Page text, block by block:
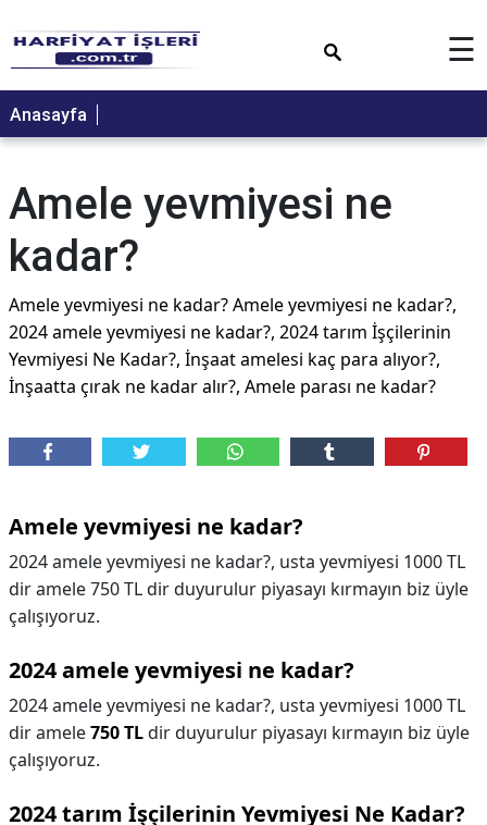
☰
Anasayfa
Amele yevmiyesi ne
kadar?
Amele yevmiyesi ne kadar? Amele yevmiyesi ne kadar?,
2024 amele yevmiyesi ne kadar?, 2024 tarım İşçilerinin
Yevmiyesi Ne Kadar?, İnşaat amelesi kaç para alıyor?,
İnşaatta çırak ne kadar alır?, Amele parası ne kadar?
Amele yevmiyesi ne kadar?
2024 amele yevmiyesi ne kadar?, usta yevmiyesi 1000 TL
dir amele 750 TL dir duyurulur piyasayı kırmayın biz üyle
çalışıyoruz.
2024 amele yevmiyesi ne kadar?
2024 amele yevmiyesi ne kadar?, usta yevmiyesi 1000 TL
dir amele750 TLdir duyurulur piyasayı kırmayın biz üyle
çalışıyoruz.
2024 tarım İşçilerinin Yevmiyesi Ne Kadar?